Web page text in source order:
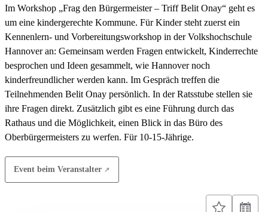
Im Workshop „Frag den Bürgermeister – Triff Belit Onay“ geht es
um eine kindergerechte Kommune. Für Kinder steht zuerst ein
Kennenlern- und Vorbereitungsworkshop in der Volkshochschule
Hannover an: Gemeinsam werden Fragen entwickelt, Kinderrechte
besprochen und Ideen gesammelt, wie Hannover noch
kinderfreundlicher werden kann. Im Gespräch treffen die
Teilnehmenden Belit Onay persönlich. In der Ratsstube stellen sie
ihre Fragen direkt. Zusätzlich gibt es eine Führung durch das
Rathaus und die Möglichkeit, einen Blick in das Büro des
Oberbürgermeisters zu werfen. Für 10-15-Jährige.
Event beim Veranstalter